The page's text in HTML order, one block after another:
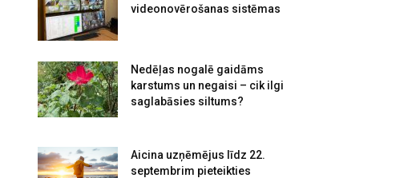
videonovērošanas sistēmas
Nedēļas nogalē gaidāms
karstums un negaisi – cik ilgi
saglabāsies siltums?
Aicina uzņēmējus līdz 22.
septembrim pieteikties